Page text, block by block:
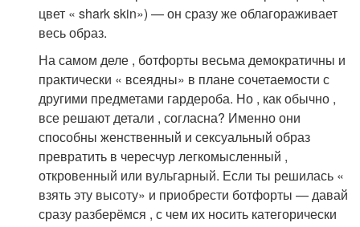
цвет « shark skin») — он сразу же облагораживает
весь образ.
На самом деле , ботфорты весьма демократичны и
практически « всеядны» в плане сочетаемости с
другими предметами гардероба. Но , как обычно ,
все решают детали , согласна? Именно они
способны женственный и сексуальный образ
превратить в чересчур легкомысленный ,
откровенный или вульгарный. Если ты решилась «
взять эту высоту» и приобрести ботфорты — давай
сразу разберёмся , с чем их носить категорически